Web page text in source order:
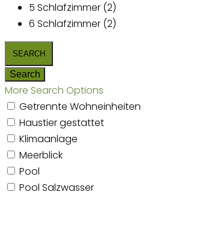
5 Schlafzimmer (2)
6 Schlafzimmer (2)
More Search Options
Getrennte Wohneinheiten
Haustier gestattet
Klimaanlage
Meerblick
Pool
Pool Salzwasser